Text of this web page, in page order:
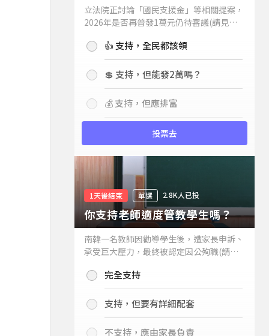
立法院正討論「國民支援金」等相關提案，
2026年是否再普發1萬元仍待審議(請見下
持嗎？👍 支持，全民都該領
💲 支持，但能發2萬嗎？
💰 支持，但應排富
投票去
1天後結束 單選 2.8K人已投
你支持老師適度管教學生嗎？
南韓一名教師因勸導學生後，遭家長申訴、
承受巨大壓力，最終被認定因公殉職(請見
你支持老師適度管教學生嗎？
完全支持
支持，但要有詳細配套
不支持，應由家長負責